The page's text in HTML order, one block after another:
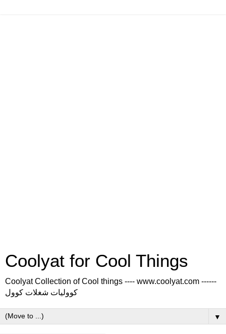
Coolyat for Cool Things
Coolyat Collection of Cool things ---- www.coolyat.com ------
كووليات شغلات كوول
▼